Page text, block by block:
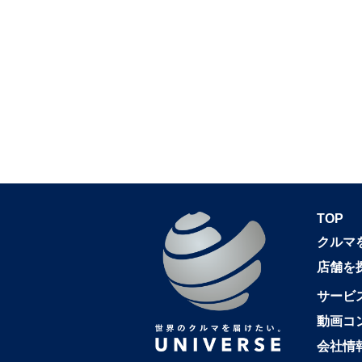
TOP
クルマ
店舗を
サービ
動画コ
会社情